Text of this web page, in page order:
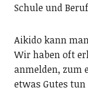
Schule und
Aikido kann
Wir haben oft
anmelden, zum
etwas Gutes